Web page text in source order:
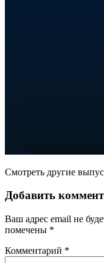
Смотреть другие
Добавить
Ваш адрес email не
помечены *
Комментарий *